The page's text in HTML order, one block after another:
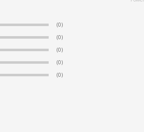
(0)
(0)
(0)
(0)
(0)